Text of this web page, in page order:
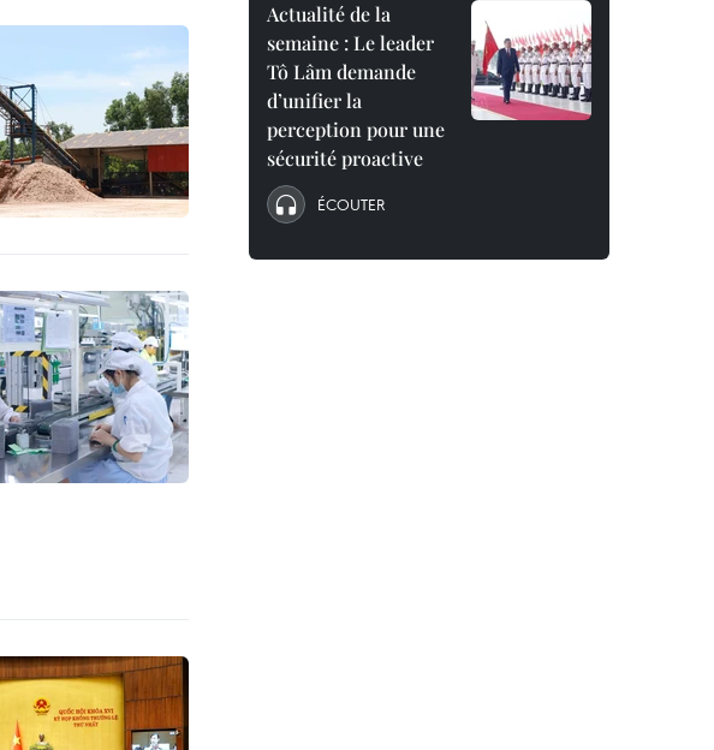
Actualité de la
semaine : Le leader
Tô Lâm demande
d’unifier la
perception pour une
sécurité proactive
ÉCOUTER